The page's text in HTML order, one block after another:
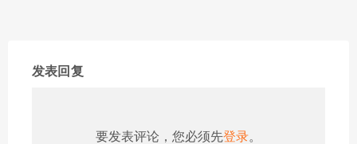
发表回复
要发表评论，您必须先登录。